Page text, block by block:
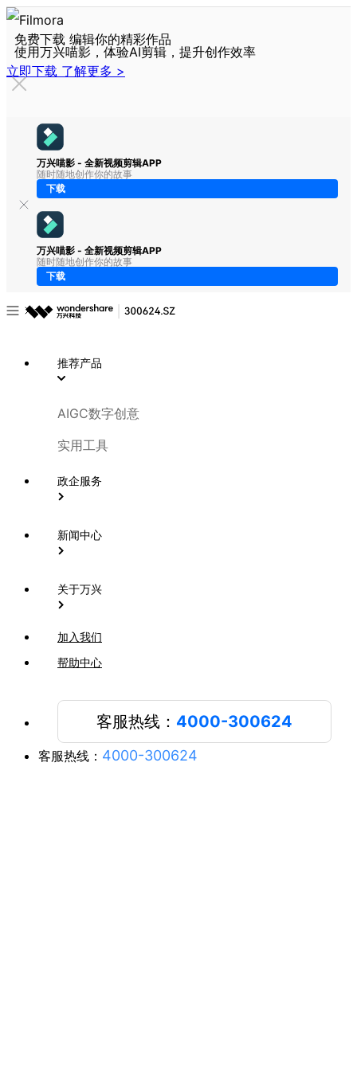
免费下载 编辑你的精彩作品
使用万兴喵影，体验AI剪辑，提升创作效率
立即下载 了解更多 >
万兴喵影 - 全新视频剪辑APP
随时随地创作你的故事
下载
万兴喵影 - 全新视频剪辑APP
随时随地创作你的故事
下载
推荐产品
AIGC数字创意
实用工具
政企服务
新闻中心
关于万兴
加入我们
帮助中心
客服热线： 4000-300624
客服热线： 4000-300624